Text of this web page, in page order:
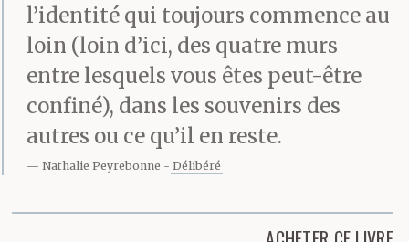
l’identité qui toujours commence au
loin (loin d’ici, des quatre murs
entre lesquels vous êtes peut-être
confiné), dans les souvenirs des
autres ou ce qu’il en reste.
Nathalie Peyrebonne Délibéré